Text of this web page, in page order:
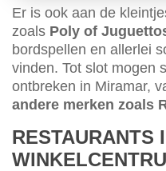
Er is ook aan de
zoals Poly of
bordspellen en allerlei
vinden. Tot slot mogen
ontbreken in Miramar,
andere merken zoals
RESTAURANTS